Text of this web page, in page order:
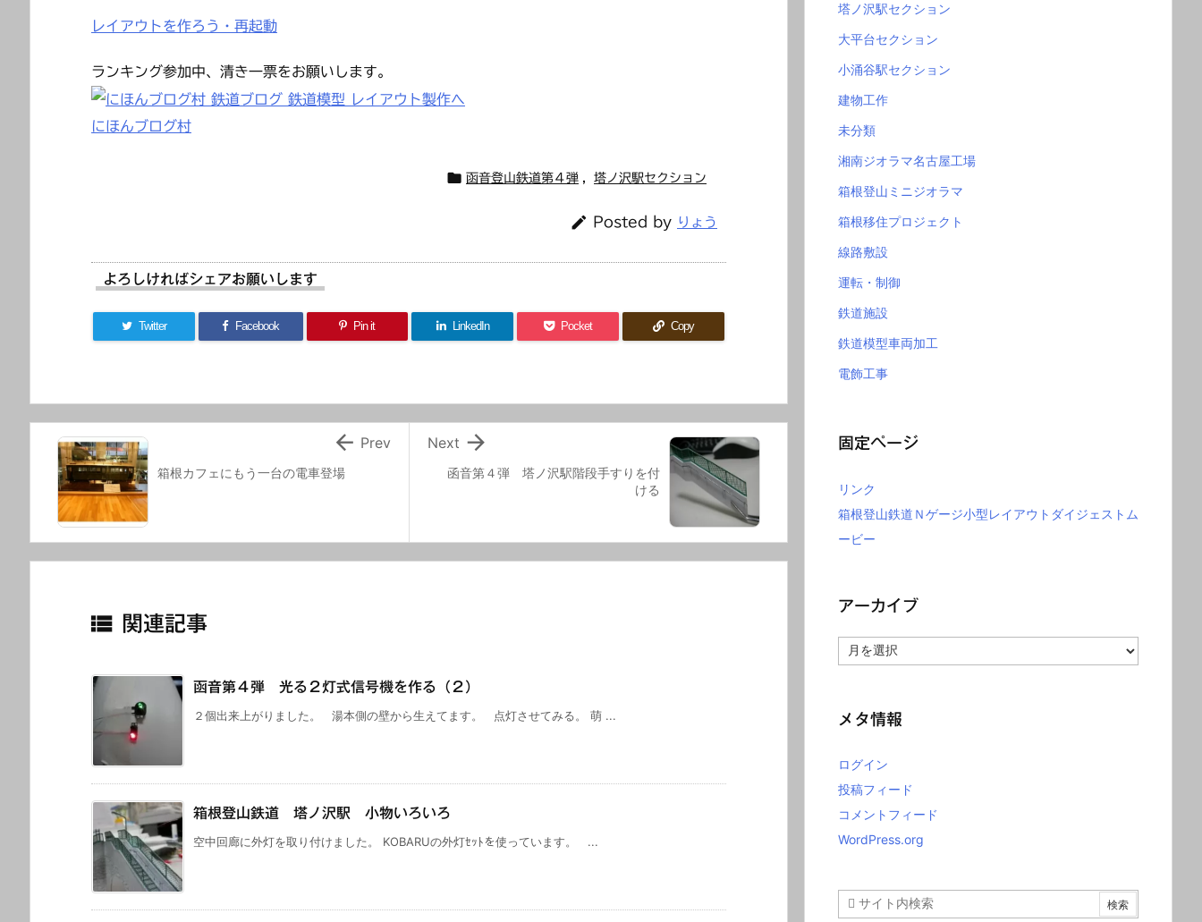
レイアウトを作ろう・再起動
ランキング参加中、清き一票をお願いします。
にほんブログ村
 函音登山鉄道第４弾 , 塔ノ沢駅セクション
 Posted by りょう
よろしければシェアお願いします
Twitter Facebook Pin it LinkedIn Pocket Copy
函音第４弾 塔ノ沢駅階段手すりを付
ける

Next
箱根カフェにもう一台の電車登場
 Prev
 関連記事
函音第４弾 光る２灯式信号機を作る（２）
２個出来上がりました。 湯本側の壁から生えてます。 点灯させてみる。 萌 ...
箱根登山鉄道 塔ノ沢駅 小物いろいろ
空中回廊に外灯を取り付けました。 KOBARUの外灯ｾｯﾄを使っています。 ...
塔ノ沢駅セクション
大平台セクション
小涌谷駅セクション
建物工作
未分類
湘南ジオラマ名古屋工場
箱根登山ミニジオラマ
箱根移住プロジェクト
線路敷設
運転・制御
鉄道施設
鉄道模型車両加工
電飾工事
固定ページ
リンク
箱根登山鉄道Ｎゲージ小型レイアウトダイジェストム
ービー
アーカイブ
ー
ブ
メタ情報
ログイン
投稿フィード
コメントフィード
WordPress.org